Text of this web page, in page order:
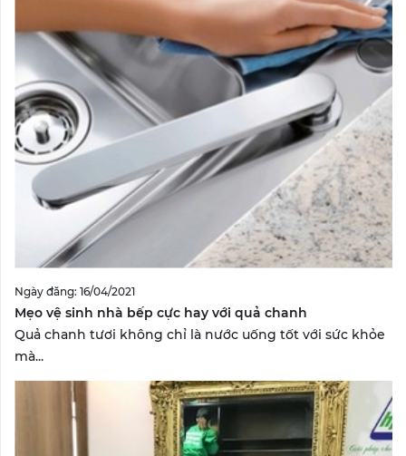
Ngày đăng: 16/04/2021
Mẹo vệ sinh nhà bếp cực hay với quả chanh
Quả chanh tươi không chỉ là nước uống tốt với sức khỏe
mà...